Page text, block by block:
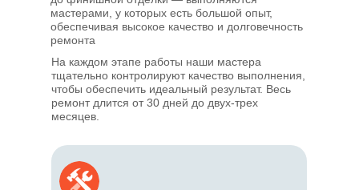
мастерами, у которых есть большой опыт,
обеспечивая высокое качество и долговечность
ремонта
На каждом этапе работы наши мастера
тщательно контролируют качество выполнения,
чтобы обеспечить идеальный результат. Весь
ремонт длится от 30 дней до двух-трех
месяцев.